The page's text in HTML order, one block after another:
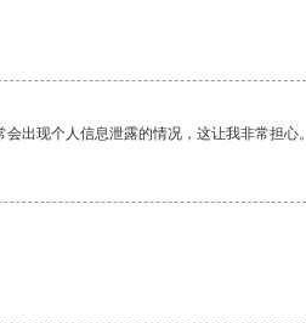
出现个人信息泄露的情况，这让我非常担心。